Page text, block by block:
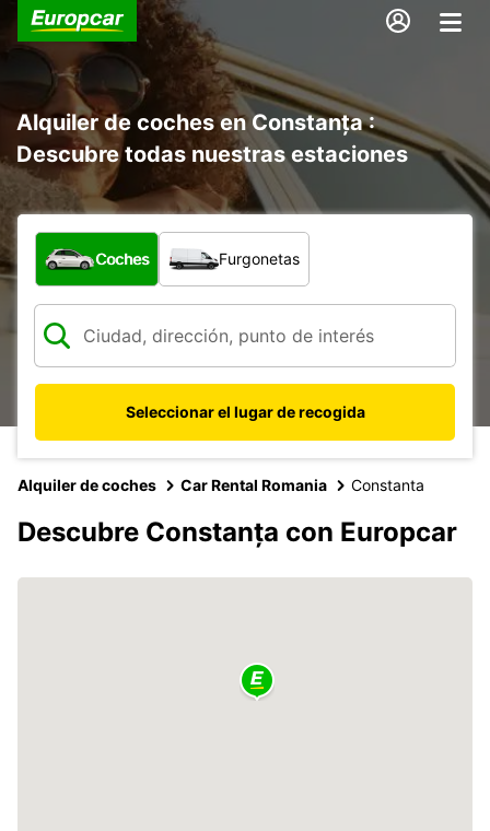
Alquiler de coches en Constanța :
Descubre todas nuestras estaciones
¿Qué tipo de vehículo?
Coches Furgonetas
Seleccionar el lugar de recogida
Alquiler de coches Car Rental Romania Constanta
Descubre Constanța con Europcar